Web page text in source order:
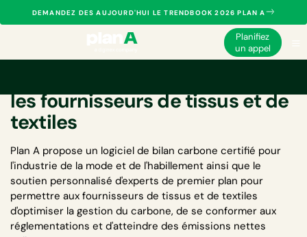
DEMANDEZ DES AUJOURD'HUI LE TRENDBOOK 2026 PLAN A
Planifiez
un appel
les fournisseurs de tissus et de
textiles
Plan A propose un logiciel de bilan carbone certifié pour
l'industrie de la mode et de l'habillement ainsi que le
soutien personnalisé d'experts de premier plan pour
permettre aux fournisseurs de tissus et de textiles
d'optimiser la gestion du carbone, de se conformer aux
réglementations et d'atteindre des émissions nettes